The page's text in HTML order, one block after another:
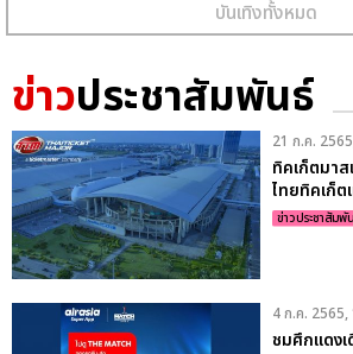
บันเทิงทั้งหมด
ข่าวประชาสัมพันธ์
21 ก.ค.
ทิคเก็ตมาส
ไทยทิคเก็ต
ข่าวประชาสัมพั
4 ก.ค. 2565,
ชมศึกแดง